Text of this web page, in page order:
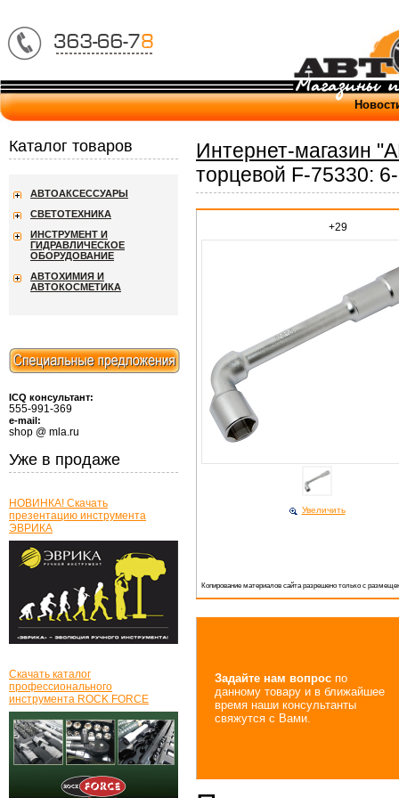
Интернет-магазин
торцевой F-75330:
+29
Увеличить
Копирование материалов сайта разрешено только с
Задайте нам вопрос по
данному товару и в ближайшее
время наши консультанты
свяжутся с Вами.
Каталог товаров
АВТОАКСЕССУАРЫ
СВЕТОТЕХНИКА
ИНСТРУМЕНТ И
ГИДРАВЛИЧЕСКОЕ
ОБОРУДОВАНИЕ
АВТОХИМИЯ И
АВТОКОСМЕТИКА
ICQ консультант:
555-991-369
e-mail:
shop @ mla.ru
Уже в продаже
НОВИНКА! Скачать
презентацию инструмента
ЭВРИКА
Скачать каталог
профессионального
инструмента ROCK FORCE